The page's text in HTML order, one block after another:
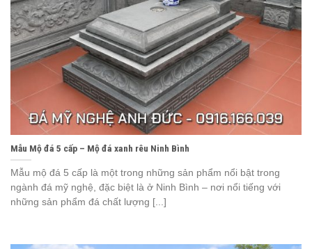
Mẫu Mộ đá 5 cấp – Mộ đá xanh rêu Ninh Bình
Mẫu mộ đá 5 cấp là một trong những sản phẩm nổi bật trong
ngành đá mỹ nghệ, đặc biệt là ở Ninh Bình – nơi nổi tiếng với
những sản phẩm đá chất lượng [...]